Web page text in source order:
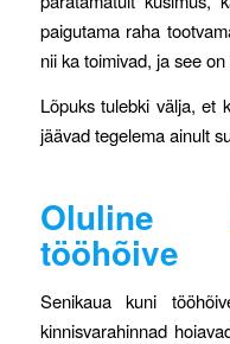
paigutama raha
nii ka toimivad, ja see
Lõpuks tulebki välja, et
jäävad tegelema ainult
Oluline
tööhõive
Senikaua kuni
kinnisvarahinnad